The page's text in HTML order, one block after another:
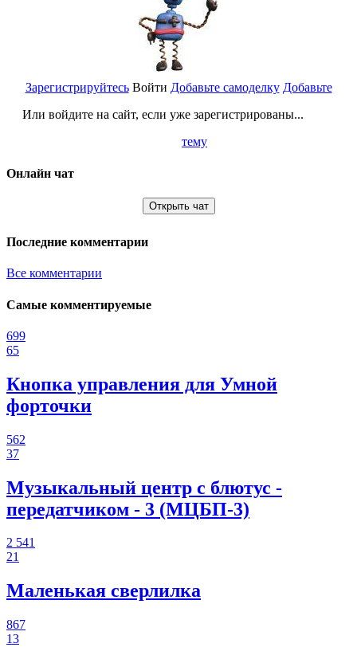
Зарегистрируйтесь
Или войдите на сайт, если уже зарегистрированы...
Войти Добавьте самоделку Добавьте
тему
Онлайн чат
Открыть чат
Последние комментарии
Все комментарии
Самые комментируемые
699
65
Кнопка управления для Умной
форточки
562
37
Музыкальный центр с блютус -
передатчиком - 3 (МЦБП-3)
2 541
21
Маленькая сверлилка
867
13